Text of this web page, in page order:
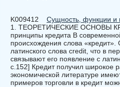
K009412 Сущность, функции и
1. ТЕОРЕТИЧЕСКИЕ ОСНОВЫ
принципы кредита В
происхождения слова «кредит».
латинского слова credit, что в
связывают его появление с
с.152] Кредит получил широкое
экономической литературе
примеров торговли в кредит